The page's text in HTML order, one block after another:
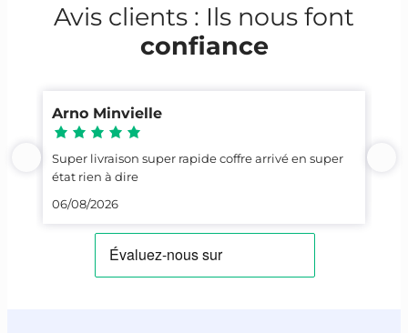
Avis clients : Ils nous font
confiance
Arno Minvielle
Super livraison super rapide coffre arrivé en super
état rien à dire
06/08/2026